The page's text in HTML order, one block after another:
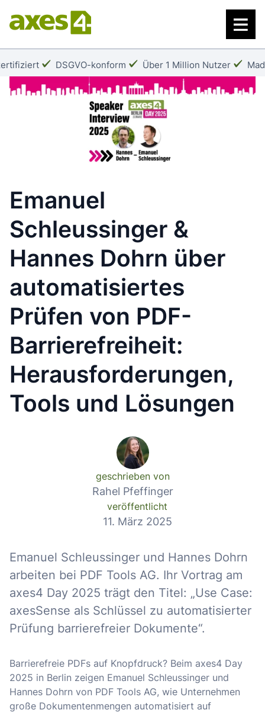
Zum
Hauptinhalt
Häkchen:
DSGVO-konform
Häkchen:
Über 1 Million Nutzer
Emanuel
Schleussinger &
Hannes Dohrn über
automatisiertes
Prüfen von PDF-
Barrierefreiheit:
Herausforderungen,
Tools und Lösungen
geschrieben von
Rahel Pfeffinger
veröffentlicht
11. März 2025
Emanuel Schleussinger und Hannes Dohrn
arbeiten bei PDF Tools AG. Ihr Vortrag am
axes4 Day 2025 trägt den Titel: „Use Case:
axesSense als Schlüssel zu automatisierter
Prüfung barrierefreier Dokumente“.
Barrierefreie PDFs auf Knopfdruck? Beim axes4 Day
2025 in Berlin zeigen Emanuel Schleussinger und
Hannes Dohrn von PDF Tools AG, wie Unternehmen
große Dokumentenmengen automatisiert auf